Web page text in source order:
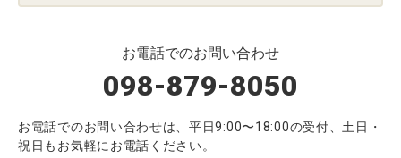
お電話でのお問い合わせ
098-879-8050
お電話でのお問い合わせは、平日9:00〜18:00の受付、土日・
祝日もお気軽にお電話ください。